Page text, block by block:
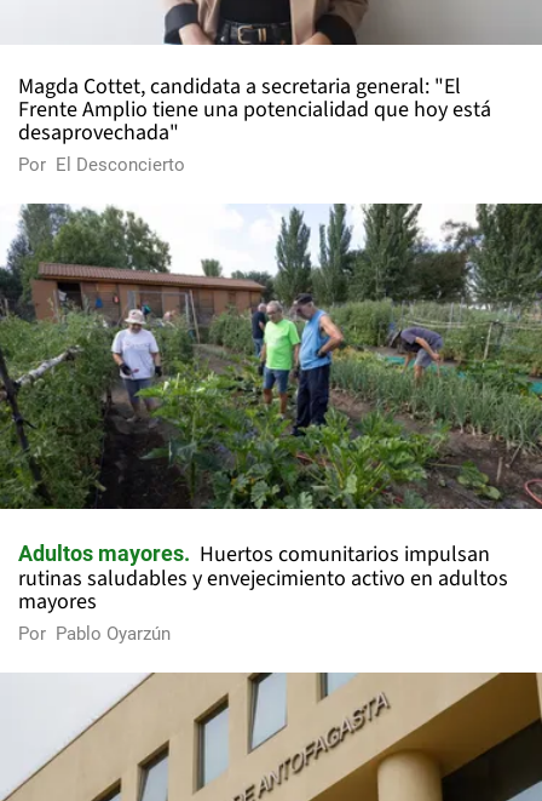
Magda Cottet, candidata a secretaria general: "El
Frente Amplio tiene una potencialidad que hoy está
desaprovechada"
Por El Desconcierto
Adultos mayores
Huertos comunitarios impulsan
rutinas saludables y envejecimiento activo en adultos
mayores
Por Pablo Oyarzún